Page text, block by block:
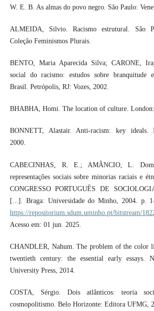
W. E. B. As almas do povo negro. São Paulo:
ALMEIDA, Silvio. Racismo estrutural. São
Coleção Feminismos Plurais.
BENTO, Maria Aparecida Silva; CARONE,
social do racismo: estudos sobre branquitude
Brasil. Petrópolis, RJ: Vozes, 2002.
BHABHA, Homi. The location of culture.
BONNETT, Alastair. Anti-racism: key ideals.
2000.
CABECINHAS, R. E.; AMÂNCIO, L.
representações sociais sobre minorias raciais e
CONGRESSO PORTUGUÊS DE
[...]. Braga: Universidade do Minho, 2004. p.
https://repositorium.sdum.uminho.pt/bitstream/
Acesso em: 01 jun. 2025.
CHANDLER, Nahum. The problem of the color
twentieth century: the essential early essays.
University Press, 2014.
COSTA, Sérgio. Dois atlânticos: teoria
cosmopolitismo. Belo Horizonte: Editora UFMG,